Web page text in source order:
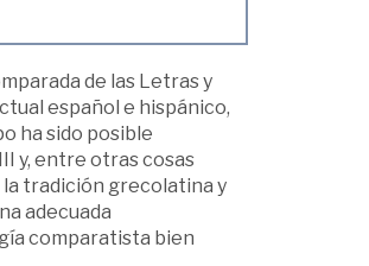
de las Letras y
español e hispánico,
ha sido posible
y, entre otras cosas
tradición grecolatina y
adecuada
comparatista bien